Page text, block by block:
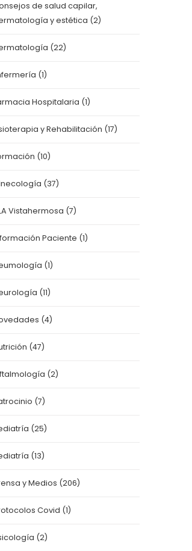
de salud capilar,
y estética (2)
(22)
(1)
Hospitalaria (1)
y Rehabilitación (17)
(10)
(37)
Vistahermosa (7)
Paciente (1)
(1)
(11)
(4)
(47)
(2)
(7)
(25)
(13)
y Medios (206)
Covid (1)
(2)